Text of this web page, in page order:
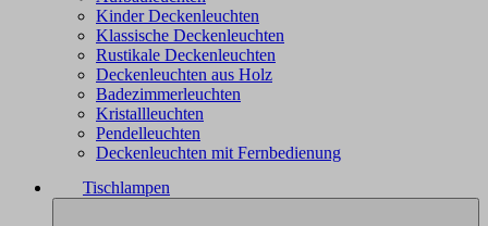
Kinder Deckenleuchten
Klassische Deckenleuchten
Rustikale Deckenleuchten
Deckenleuchten aus Holz
Badezimmerleuchten
Kristallleuchten
Pendelleuchten
Deckenleuchten mit Fernbedienung
Tischlampen